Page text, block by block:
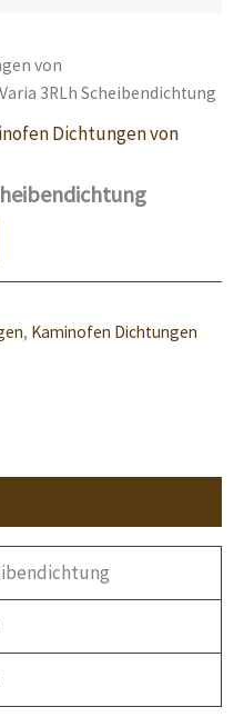
von
3RLh Scheibendichtung
Dichtungen von
, Kaminofen Dichtungen